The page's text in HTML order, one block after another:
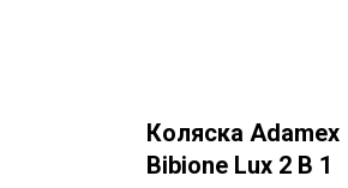
Коляска Adamex
Bibione Lux 2 В 1